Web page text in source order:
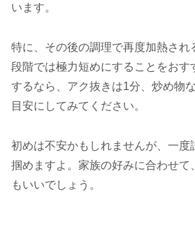
います。
特に、その後の調理で再度加熱され
段階では極力短めにすることをおす
するなら、アク抜きは1分、炒め物
目安にしてみてください。
初めは不安かもしれませんが、一度
掴めますよ。家族の好みに合わせて
もいいでしょう。